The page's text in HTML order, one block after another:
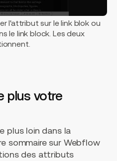
l'attribut sur le link blok ou
le link block. Les deux
plus votre
plus loin dans la
sommaire sur Webflow
des attributs